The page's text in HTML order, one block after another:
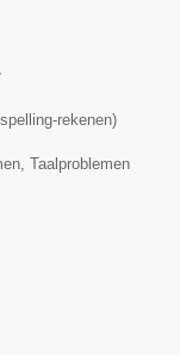
rekenen)
Taalproblemen